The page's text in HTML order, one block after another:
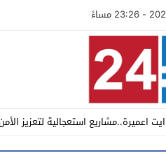
ايت اعميرة..مشاريع استعجالية لتعزيز
أين تبخر حماس العودة إلى “الميزان”؟